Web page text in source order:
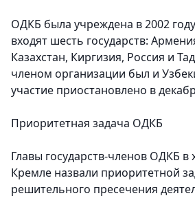
ОДКБ была учреждена в 2002
входят шесть государств:
Казахстан, Киргизия, Россия и
членом организации был и
участие приостановлено в
Приоритетная задача ОДКБ
Главы государств-членов ОДКБ в
Кремле назвали приоритетной
решительного пресечения